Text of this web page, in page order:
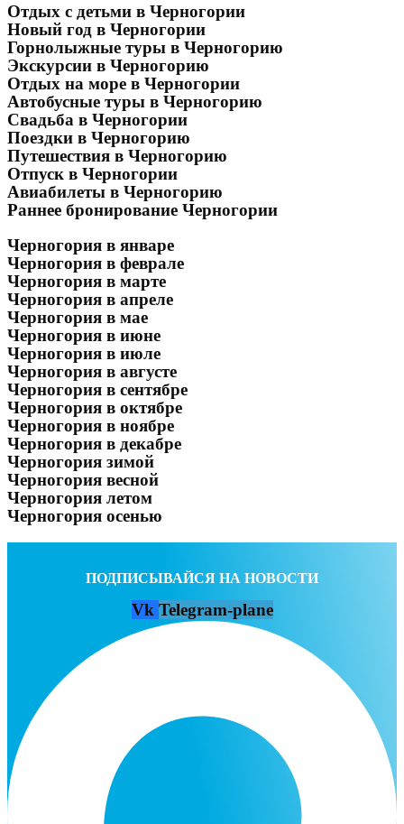
Отдых с детьми в Черногории
Новый год в Черногории
Горнолыжные туры в Черногорию
Экскурсии в Черногорию
Отдых на море в Черногории
Автобусные туры в Черногорию
Свадьба в Черногории
Поездки в Черногорию
Путешествия в Черногорию
Отпуск в Черногории
Авиабилеты в Черногорию
Раннее бронирование Черногории
Черногория в январе
Черногория в феврале
Черногория в марте
Черногория в апреле
Черногория в мае
Черногория в июне
Черногория в июле
Черногория в августе
Черногория в сентябре
Черногория в октябре
Черногория в ноябре
Черногория в декабре
Черногория зимой
Черногория весной
Черногория летом
Черногория осенью
ПОДПИСЫВАЙСЯ НА НОВОСТИ
Vk Telegram-plane